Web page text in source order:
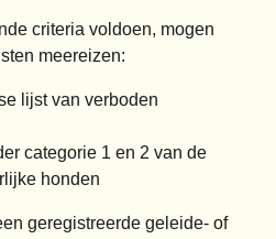
criteria voldoen, mogen
meereizen:
lijst van verboden
categorie 1 en 2 van de
honden
geregistreerde geleide- of